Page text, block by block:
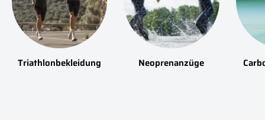
Triathlonbekleidung Neoprenanzüge